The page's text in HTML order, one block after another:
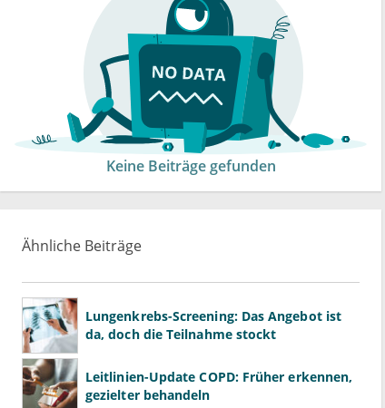
Keine Beiträge gefunden
Ähnliche Beiträge
Lungenkrebs-Screening: Das Angebot ist
da, doch die Teilnahme stockt
Leitlinien-Update COPD: Früher erkennen,
gezielter behandeln